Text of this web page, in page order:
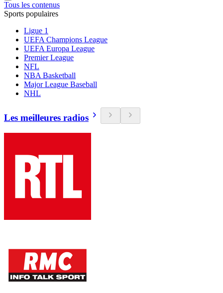
Tous les contenus
Sports populaires
Ligue 1
UEFA Champions League
UEFA Europa League
Premier League
NFL
NBA Basketball
Major League Baseball
NHL
Les meilleures radios